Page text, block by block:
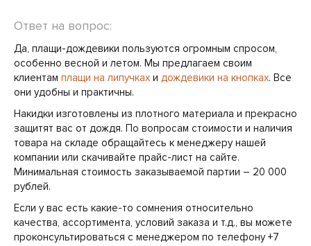
Ответ на вопрос:
Да, плащи-дождевики пользуются огромным спросом,
особенно весной и летом. Мы предлагаем своим
клиентам плащи на липучках и дождевики на кнопках. Все
они удобны и практичны.
Накидки изготовлены из плотного материала и прекрасно
защитят вас от дождя. По вопросам стоимости и наличия
товара на складе обращайтесь к менеджеру нашей
компании или скачивайте прайс-лист на сайте.
Минимальная стоимость заказываемой партии – 20 000
рублей.
Если у вас есть какие-то сомнения относительно
качества, ассортимента, условий заказа и т.д., вы можете
проконсультироваться с менеджером по телефону +7